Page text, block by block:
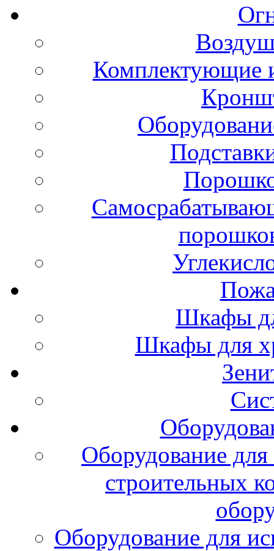
Комплектующие
Шкафы
Шкафы для
Оборудование
строительных
Оборудование для